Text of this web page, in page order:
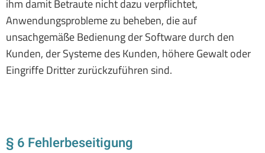
ihm damit Betraute nicht dazu verpflichtet,
Anwendungsprobleme zu beheben, die auf
unsachgemäße Bedienung der Software durch den
Kunden, der Systeme des Kunden, höhere Gewalt oder
Eingriffe Dritter zurückzuführen sind.
§ 6 Fehlerbeseitigung